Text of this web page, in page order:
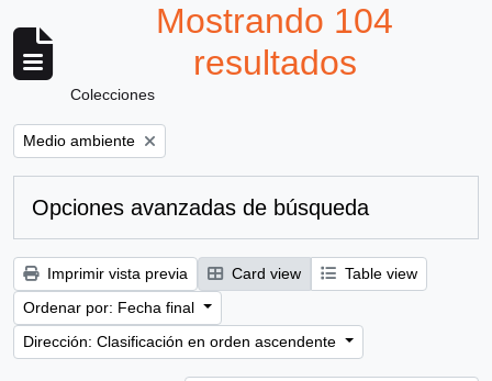
Mostrando 104
resultados
Colecciones
Remove filter:
Medio ambiente
Opciones avanzadas de búsqueda
Imprimir vista previa Card view
Table view
Ordenar por: Fecha final
Dirección: Clasificación en orden ascendente